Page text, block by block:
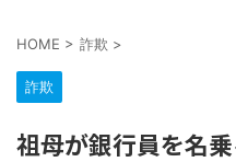
HOME > 詐欺 >
詐欺
祖母が銀行員を名